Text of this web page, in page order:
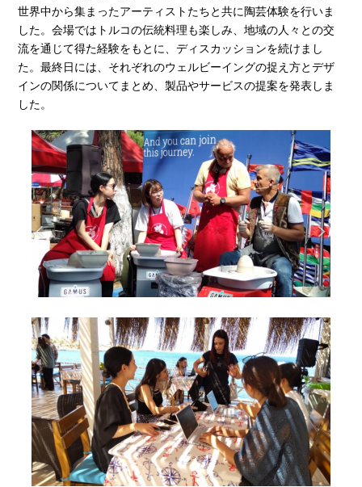
世界中から集まったアーティストたちと共に陶芸体験を行いま
した。会場ではトルコの伝統料理も楽しみ、地域の人々との交
流を通じて得た経験をもとに、ディスカッションを続けまし
た。最終日には、それぞれのウェルビーイングの捉え方とデザ
インの関係についてまとめ、製品やサービスの提案を発表しま
した。